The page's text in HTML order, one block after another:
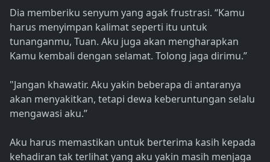
Dia memberiku senyum yang agak frustrasi. “Kamu
harus menyimpan kalimat seperti itu untuk
tunanganmu, Tuan. Aku juga akan mengharapkan
Kamu kembali dengan selamat. Tolong jaga dirimu.”
"Jangan khawatir. Aku yakin beberapa di antaranya
akan menyakitkan, tetapi dewa keberuntungan selalu
mengawasi aku.”
Aku harus memastikan untuk berterima kasih kepada
kehadiran tak terlihat yang aku yakin masih menjaga